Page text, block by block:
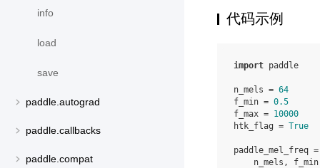
info
load
save
paddle.autograd
paddle.callbacks
paddle.compat
代码示例
import paddle
n_mels = 64
f_min = 0.5
f_max = 10000
htk_flag = True
paddle_mel_freq =
n_mels , f_min